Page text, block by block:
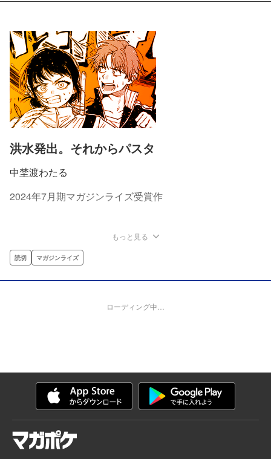
洪水発出。それからパスタ
中埜渡わたる
2024年7月期マガジンライズ受賞作
もっと見る
読切 マガジンライズ
ローディング中…